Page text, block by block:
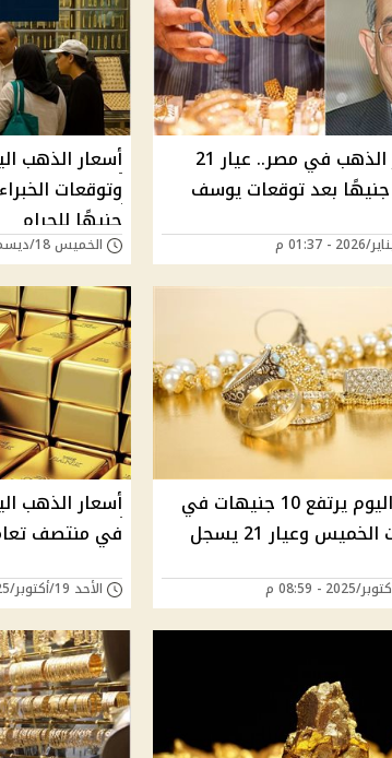
ارتفاع أسعار الذهب في مصر.. عيار 21
يسجل 7350 جنيهًا بعد توقعات يوسف
أسعار الذهب
جنيهًا للجرام
الخميس 18/ديسمبر/2025 - 10:06 ص
سعر الذهب اليوم يرتفع 10 جنيهات في
ختام تعاملات الخميس وعيار 21 يسجل
في منتصف
الأحد 19/أكتوبر/2025 - 05:41 م